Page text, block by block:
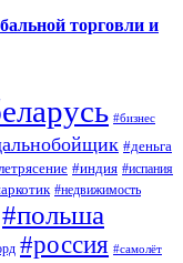
торговли и
#бизнес
#деньга
#индия #испания
#недвижимость
#польша
#россия #самолёт